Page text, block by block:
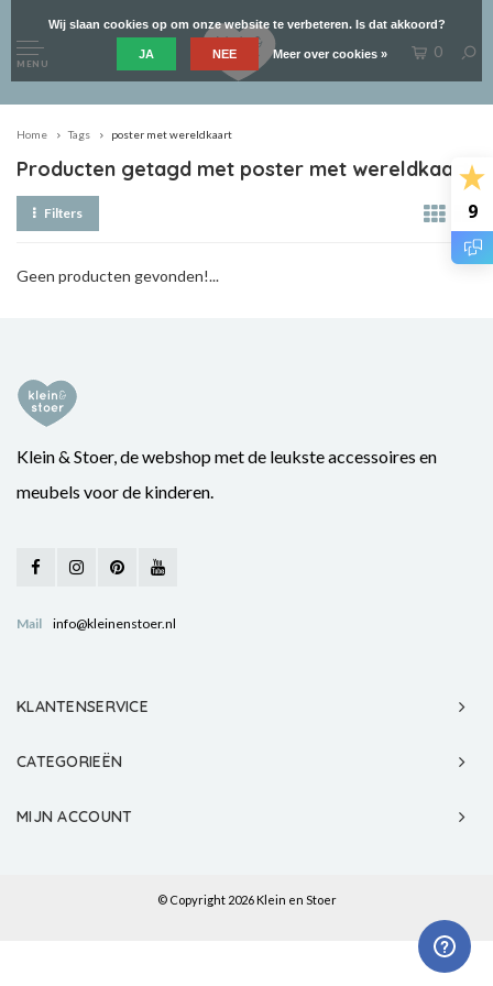
9
MENU
0
Home Tags poster met wereldkaart
Producten getagd met poster met wereldkaart
Filters
Geen producten gevonden!...
Klein & Stoer, de webshop met de leukste accessoires en
meubels voor de kinderen.
Mail info@kleinenstoer.nl
KLANTENSERVICE
CATEGORIEËN
MIJN ACCOUNT
© Copyright 2026 Klein en Stoer
Wij slaan cookies op om onze website te verbeteren. Is dat akkoord?
JA NEE Meer over cookies »